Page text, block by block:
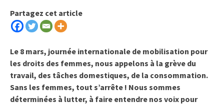
Partagez cet article
Le 8 mars, journée internationale de mobilisation pour
les droits des femmes, nous appelons à la grève du
travail, des tâches domestiques, de la consommation.
Sans les femmes, tout s’arrête ! Nous sommes
déterminées à lutter, à faire entendre nos voix pour